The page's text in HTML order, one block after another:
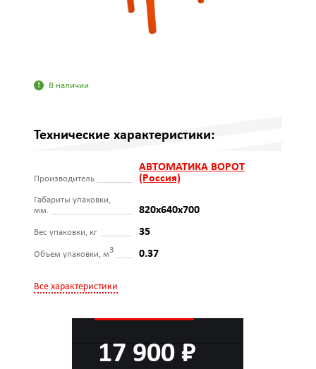
В наличии
Технические характеристики:
Производитель
АВТОМАТИКА ВОРОТ
(Россия)
Габариты упаковки,
мм.
820х640х700
Вес упаковки, кг 35
Объем упаковки, м3 0.37
Все характеристики
17 900 ₽